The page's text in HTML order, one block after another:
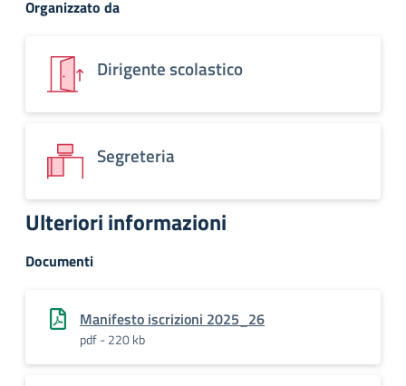
Organizzato da
Dirigente scolastico
Segreteria
Ulteriori informazioni
Documenti
Manifesto iscrizioni 2025_26
pdf - 220 kb